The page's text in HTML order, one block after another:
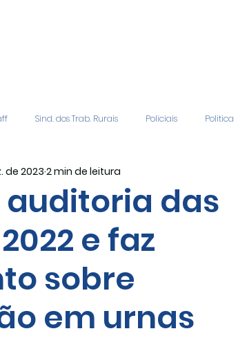
Sind. dos Trab. Rurais Policiais Politica
Vagas de Emprego
Rural Adriane Veiga - Finanças
auditoria das
e faz
sobre
em urnas
de 20232 min de leitura